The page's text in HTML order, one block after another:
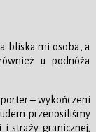
bliska mi osoba, a
u podnóża
– wykończeni
przenosiliśmy
straży granicznej,